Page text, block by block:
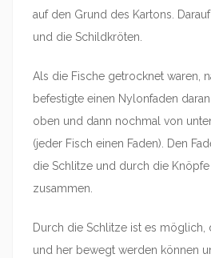
auf den Grund des Kartons.
und die Schildkröten.
Als die Fische getrocknet waren,
befestigte einen Nylonfaden
oben und dann nochmal von
(jeder Fisch einen Faden). Den
die Schlitze und durch die
zusammen.
Durch die Schlitze ist es möglich,
und her bewegt werden können